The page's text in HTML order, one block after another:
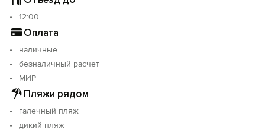
12:00
Оплата
наличные
безналичный расчет
МИР
Пляжи рядом
галечный пляж
дикий пляж